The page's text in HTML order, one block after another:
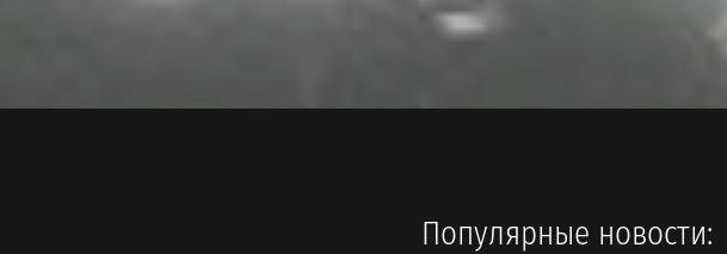
Популярные новости: